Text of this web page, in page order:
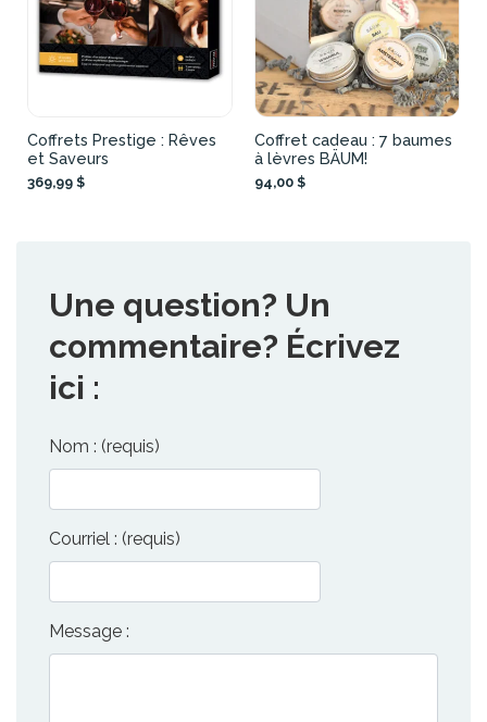
Coffrets Prestige : Rêves
et Saveurs
369,99 $
Coffret cadeau : 7 baumes
à lèvres BÄUM!
94,00 $
Une question? Un
commentaire? Écrivez
ici :
Nom : (requis)
Courriel : (requis)
Message :